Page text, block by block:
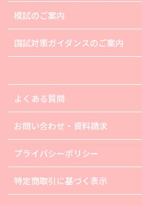
模試のご案内
国試対策ガイダンスのご案内
よくある質問
お問い合わせ・資料請求
プライバシーポリシー
特定商取引に基づく表示